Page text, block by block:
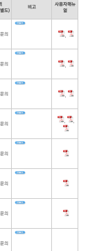
도)
비고
사용자매뉴
얼
의 ,
의 ,
의 ,
의
, ,
의
의
의
의